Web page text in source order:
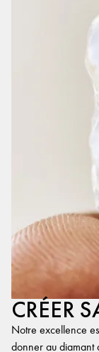
CRÉER
Notre excellence
donner au diamant